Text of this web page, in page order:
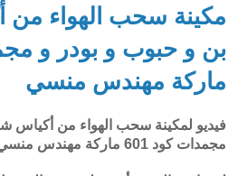
مكينة سحب الهواء
ماركة مهندس منسي
فيديو لمكينة سحب الهواء من أكياس
مجمدات كود 601 ماركة مهندس منسي